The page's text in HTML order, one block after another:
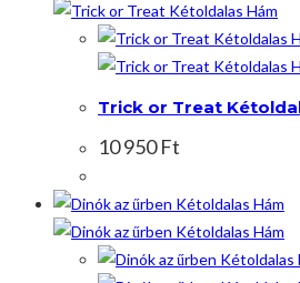
Trick or Treat
10 950Ft